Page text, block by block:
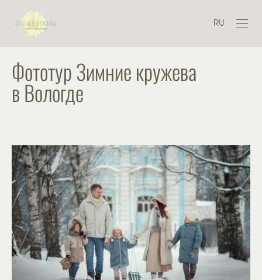
RU
Фототур Зимние кружева
в Вологде